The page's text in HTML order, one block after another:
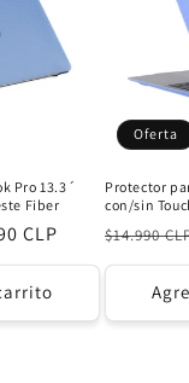
Pro 13.3´
Fiber
CLP
Oferta
Protector
con/sin
Precio
habitual
$14.990